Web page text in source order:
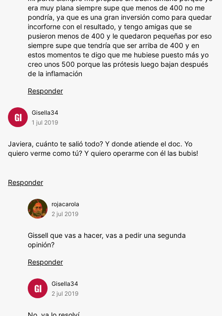
era muy plana siempre supe que menos de 400 no me
pondría, ya que es una gran inversión como para quedar
incorforne con el resultado, y tengo amigas que se
pusieron menos de 400 y le quedaron pequeñas por eso
siempre supe que tendría que ser arriba de 400 y en
estos momentos te digo que me hubiese puesto más yo
creo unos 500 porque las prótesis luego bajan después
de la inflamación
Responder
GI
Gisella34
1 jul 2019
Javiera, cuánto te salió todo? Y donde atiende el doc. Yo
quiero verme como tú? Y quiero operarme con él las bubis!
Responder
rojacarola
2 jul 2019
Gissell que vas a hacer, vas a pedir una segunda
opinión?
Responder
GI
Gisella34
2 jul 2019